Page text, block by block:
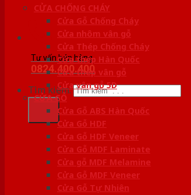
Tư vấn bán hàng
0824.400.400
Tìm kiếm:
CỬA CHỐNG CHÁY
Cửa Gỗ Chống Cháy
Cửa nhôm vân gỗ
Cửa Thép Chống Cháy
Cửa thép Hàn Quốc
Cửa thép vân gỗ
Cửa vân gỗ 5D
CỬA GỖ
Cửa Gỗ ABS Hàn Quốc
Cửa Gỗ HDF
Cửa Gỗ HDF Veneer
Cửa Gỗ MDF Laminate
Cửa gỗ MDF Melamine
Cửa Gỗ MDF Veneer
Cửa Gỗ Tự Nhiên